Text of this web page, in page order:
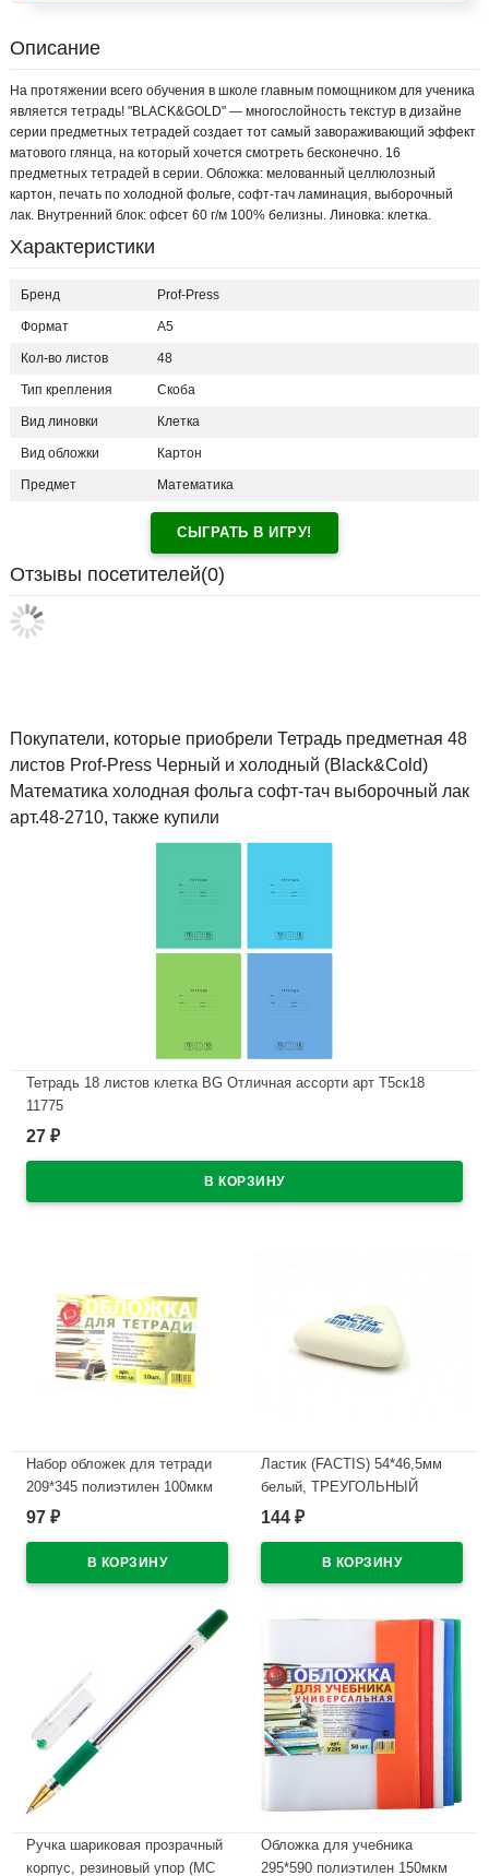
Описание
На протяжении всего обучения в школе главным помощником для ученика
является тетрадь! "BLACK&GOLD" — многослойность текстур в дизайне
серии предметных тетрадей создает тот самый завораживающий эффект
матового глянца, на который хочется смотреть бесконечно. 16
предметных тетрадей в серии. Обложка: мелованный целлюлозный
картон, печать по холодной фольге, софт-тач ламинация, выборочный
лак. Внутренний блок: офсет 60 г/м 100% белизны. Линовка: клетка.
Характеристики
Бренд Prof-Press
Формат А5
Кол-во листов 48
Тип крепления Скоба
Вид линовки Клетка
Вид обложки Картон
Предмет Математика
СЫГРАТЬ В ИГРУ!
Отзывы посетителей(0)
Покупатели, которые приобрели Тетрадь предметная 48
листов Prof-Press Черный и холодный (Black&Cold)
Математика холодная фольга софт-тач выборочный лак
арт.48-2710, также купили
Тетрадь 18 листов клетка BG Отличная ассорти арт Т5ск18
11775
В наличии
27 ₽
Набор обложек для тетради
209*345 полиэтилен 100мкм
10 штук в наборе арт Т100-10
97 ₽
Ластик (FACTIS) 54*46,5мм
белый, ТРЕУГОЛЬНЫЙ
арт.TRI-24
144 ₽
Ручка шариковая прозрачный
корпус, резиновый упор (MC
Обложка для учебника
295*590 полиэтилен 150мкм